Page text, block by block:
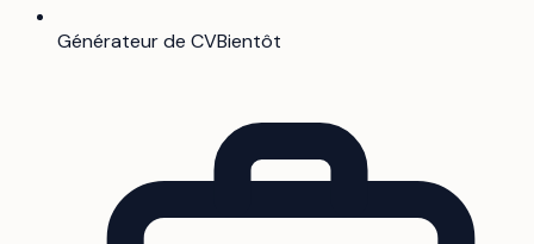
Générateur de CVBientôt